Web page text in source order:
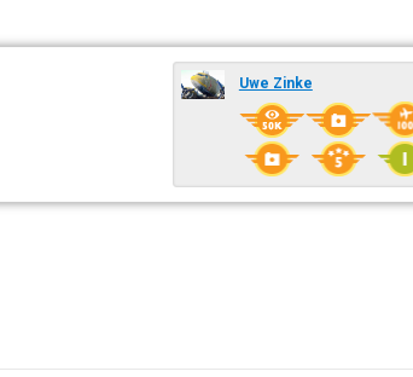
Uwe Zinke